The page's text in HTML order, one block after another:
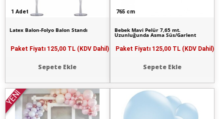
1 Adet
Latex Balon-Folyo Balon Standı
Paket Fiyatı 125,00 TL (KDV Dahil)
Sepete Ekle
765 cm
Bebek Mavi Pelür 7,65 mt.
Uzunluğunda Asma Süs/Garlent
Paket Fiyatı 125,00 TL (KDV Dahil)
Sepete Ekle
YENİ